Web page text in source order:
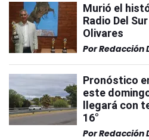
Murió el
Radio Del
Olivares
PorRedacción
Pronóstico
este
llegará con
16°
PorRedacción